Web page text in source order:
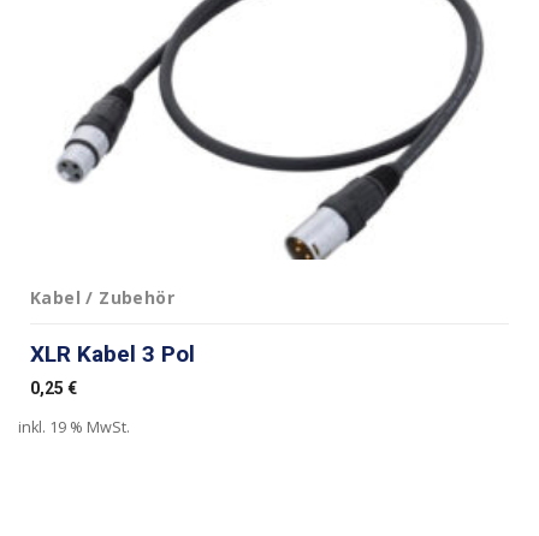
Kabel / Zubehör
XLR Kabel 3 Pol
0,25 €
inkl. 19 % MwSt.